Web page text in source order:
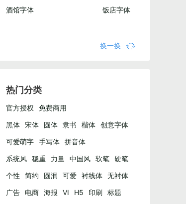
酒馆字体
饭店字体
换一换
热门分类
官方授权
免费商用
黑体 宋体 圆体 隶书 楷体 创意字体
可爱萌字 手写体 拼音体
系统风 稳重 力量 中国风 软笔 硬笔
个性
简约 圆润 可爱 衬线体 无衬体
广告
电商 海报 VI H5 印刷 标题